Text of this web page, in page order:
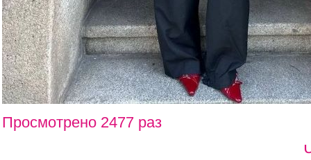
Просмотрено 2477 раз